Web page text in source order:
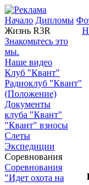
Начало Дипломы
Жизнь R3R
Знакомьтесь это
мы.
Наше видео
Клуб "Квант"
Радиоклуб "Квант"
(Положение)
Документы
клуба "Квант"
"Квант" взносы
Слеты
Экспедиции
Соревнования
Соревнования
"Идет охота на